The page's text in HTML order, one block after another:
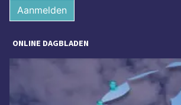
Aanmelden
ONLINE DAGBLADEN